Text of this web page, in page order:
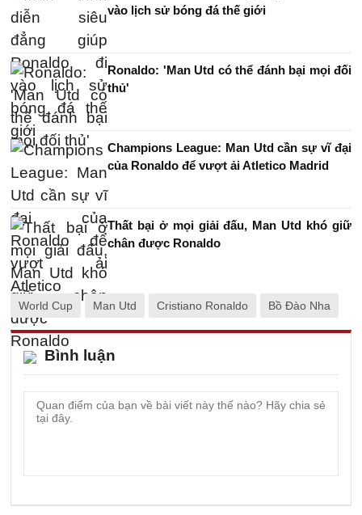
vào lịch sử bóng đá thế giới
Ronaldo: 'Man Utd có thể đánh bại mọi đối
thủ'
Champions League: Man Utd cần sự vĩ đại
của Ronaldo để vượt ải Atletico Madrid
Thất bại ở mọi giải đấu, Man Utd khó giữ
chân được Ronaldo
World Cup Man Utd Cristiano Ronaldo Bồ Đào Nha
Bình luận